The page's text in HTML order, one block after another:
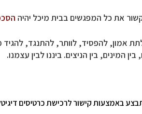
את כל המפגשים בבית מיכל יהיה
אמון, להפסיד, לוותר, להתנגד, להגיד
בין המינים, בין הניצים. ביננו לבין עצמנו.
באמצעות קישור לרכישת כרטיסים